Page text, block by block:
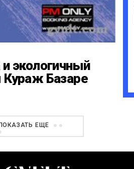
экологичный
Кураж Базаре
ПОКАЗАТЬ ЕЩЕ